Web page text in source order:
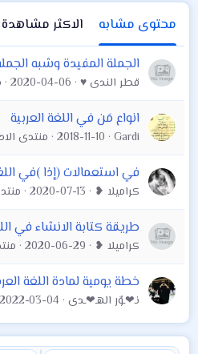
محتوى مشابه الاكثر مشاهدة
الجملة المفيدة وشبه
قطر الندى ♥ 2020-04-06
انواع مَن في اللغة العربية
Gardi
2018-11-10 منتدى
كراميلا ❥ 2020-07-13
طريقة كتابة الانشاء في
كراميلا ❥ 2020-06-29
خطة يومية لمادة اللغة
نـ❤ـوٌر الهـ❤ـدى 2022-03-04